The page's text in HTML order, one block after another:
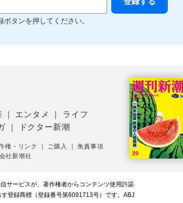
タンを押してください。
エンタメ
ライフ
ドクター新潮
権・リンク ご購入 ｜免責事項
社新潮社
サービスが、著作権者からコンテンツ使用許諾
登録商標（登録番号第6091713号）です。ABJ